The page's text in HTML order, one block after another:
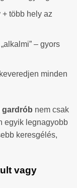
több hely az
„alkalmi” – gyors
minden
nem csak
egyik legnagyobb
keresgélés,
vagy